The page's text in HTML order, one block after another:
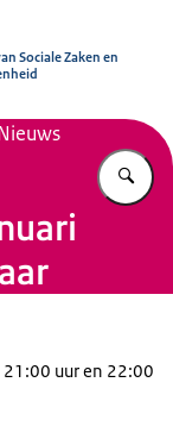
Sociale Zaken en
uur en 22:00